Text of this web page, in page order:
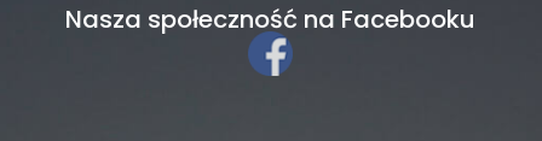
Nasza społeczność na Facebooku